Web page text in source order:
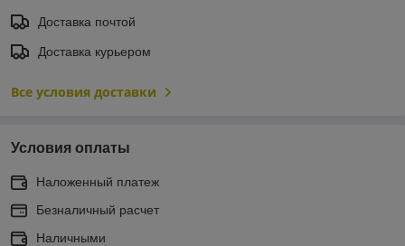
Доставка почтой
Доставка курьером
Все условия доставки
Условия оплаты
Наложенный платеж
Безналичный расчет
Наличными